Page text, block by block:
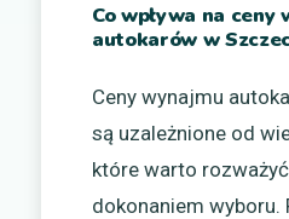
Co wpływa na ceny
autokarów w
Ceny wynajmu
są uzależnione od
które warto
dokonaniem wyboru.